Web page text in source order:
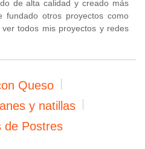
de alta calidad y creado más
fundado otros proyectos como
todos mis proyectos y redes
Queso
y natillas
de Postres